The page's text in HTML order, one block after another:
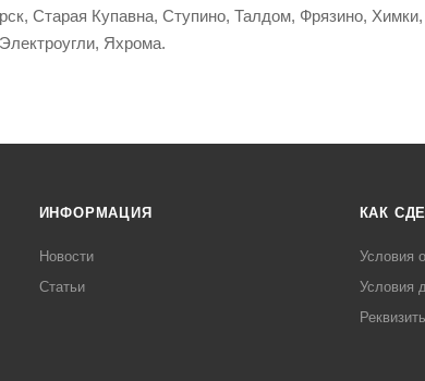
Старая Купавна, Ступино, Талдом, Фрязино,
Яхрома.
ИНФОРМАЦИЯ
Новости
Статьи
КАК
Условия
Условия